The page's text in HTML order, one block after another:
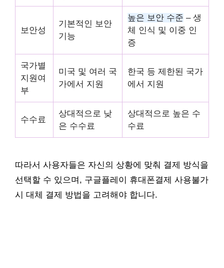
보안성
기본적인 보안
기능
높은 보안 수준 – 생
체 인식 및 이중 인
증
국가별
지원여
부
미국 및 여러 국
가에서 지원
한국 등 제한된 국가
에서 지원
수수료
상대적으로 낮
은 수수료
상대적으로 높은 수
수료
따라서 사용자들은 자신의 상황에 맞춰 결제 방식을
선택할 수 있으며, 구글플레이 휴대폰결제 사용불가
시 대체 결제 방법을 고려해야 합니다.